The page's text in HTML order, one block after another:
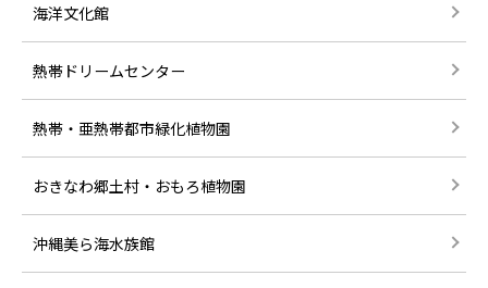
海洋文化館
熱帯ドリームセンター
熱帯・亜熱帯都市緑化植物園
おきなわ郷土村・おもろ植物園
沖縄美ら海水族館